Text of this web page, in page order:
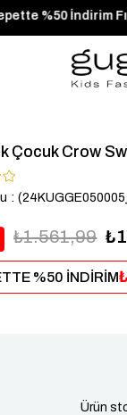
Sepette
Çocuk Crow
₺1.561,99
%50 İNDİRİM
Ürün